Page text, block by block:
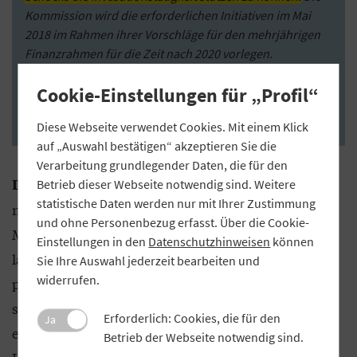
Kommission wird die erforderlichen Initiativen im Mai
2018 im Rahmen ihrer Vorschläge für den mehrjährigen
Finanzrahmen für die Zeit nach 2020 vorlegen.
der Rat ersucht, diese Vorschläge bis Mitte 2019
Dazu meine ich:„Das Kommissionspaket belohnt
nicht die reform-willigen Eurostaaten, sondern
Mitgliedsländer, die notwendige Reformen auf die
lange Bank schieben. Denn nichts anderes als das
passiert, wenn Staaten, die in einer Wirtschaftskrise
stecken, über Gelder von der Gemeinschaft
erhalten. Die kämen aus einem aufgestockten EU-
Cookie-Einstellungen für „Profil“
Diese Webseite verwendet Cookies. Mit einem Klick
auf „Auswahl bestätigen“ akzeptieren Sie die
Verarbeitung grundlegender Daten, die für den
Betrieb dieser Webseite notwendig sind. Weitere
statistische Daten werden nur mit Ihrer Zustimmung
und ohne Personenbezug erfasst. Über die Cookie-
Einstellungen in den Datenschutzhinweisen können
Sie Ihre Auswahl jederzeit bearbeiten und
widerrufen.
Ja
Erforderlich: Cookies, die für den
Betrieb der Webseite notwendig sind.